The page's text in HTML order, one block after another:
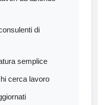
di
semplice
cerca lavoro